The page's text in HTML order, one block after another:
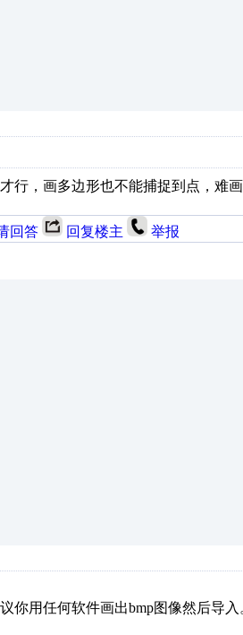
行，画多边形也不能捕捉到点，难
回答 回复楼主 举报
你用任何软件画出bmp图像然后导入